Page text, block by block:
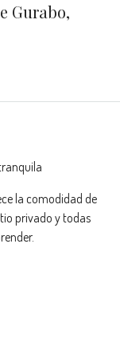
Gurabo,
la comodidad de
privado y todas